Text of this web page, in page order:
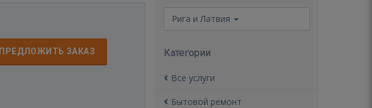
ПРЕДЛОЖИТЬ ЗАКАЗ
Рига и Латвия
Категории
Все услуги
Бытовой ремонт